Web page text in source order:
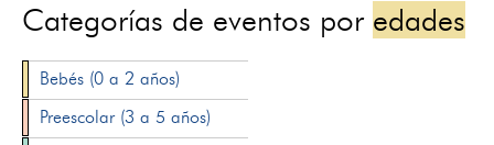
Categorías de eventos por edades
Bebés (0 a 2 años)
Preescolar (3 a 5 años)